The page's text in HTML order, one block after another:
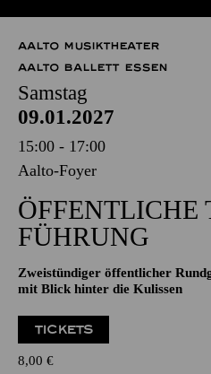
57,00 51,00 42,00 35,00 28,00
Abo 6: Freitag
AALTO MUSIKTHEATER
AALTO BALLETT ESSEN
Samstag
09.01.2027
15:00 - 17:00
Aalto-Foyer
ÖFFENTLICHE
FÜHRUNG
Zweistündiger öffentlicher
mit Blick hinter die Kulissen